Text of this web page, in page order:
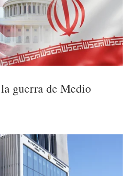
guerra de Medio